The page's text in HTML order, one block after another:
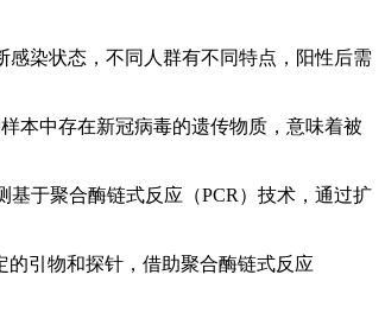
感染状态，不同人群有不同特点，阳性后需
本中存在新冠病毒的遗传物质，意味着被
于聚合酶链式反应（PCR）技术，通过扩
引物和探针，借助聚合酶链式反应